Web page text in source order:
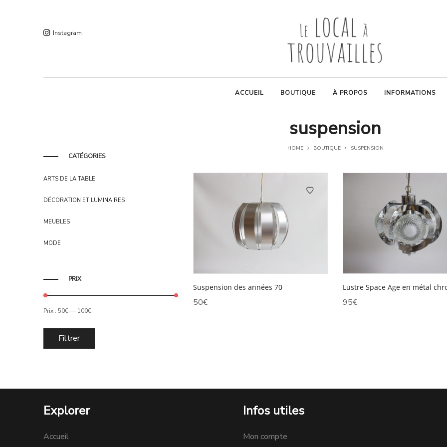
Instagram
ACCUEIL BOUTIQUE À PROPOS INFORMATIONS
suspension
HOME BOUTIQUE SUSPENSION
Suspension des années 70
50€
Lustre Space Age en métal
95€
CATÉGORIES
ARTS DE LA TABLE
DÉCORATION ET LUMINAIRES
MEUBLES
MODE
PRIX
min
max
Filtrer
Prix : 50€— 100€
Explorer
Accueil
Infos utiles
Mon compte